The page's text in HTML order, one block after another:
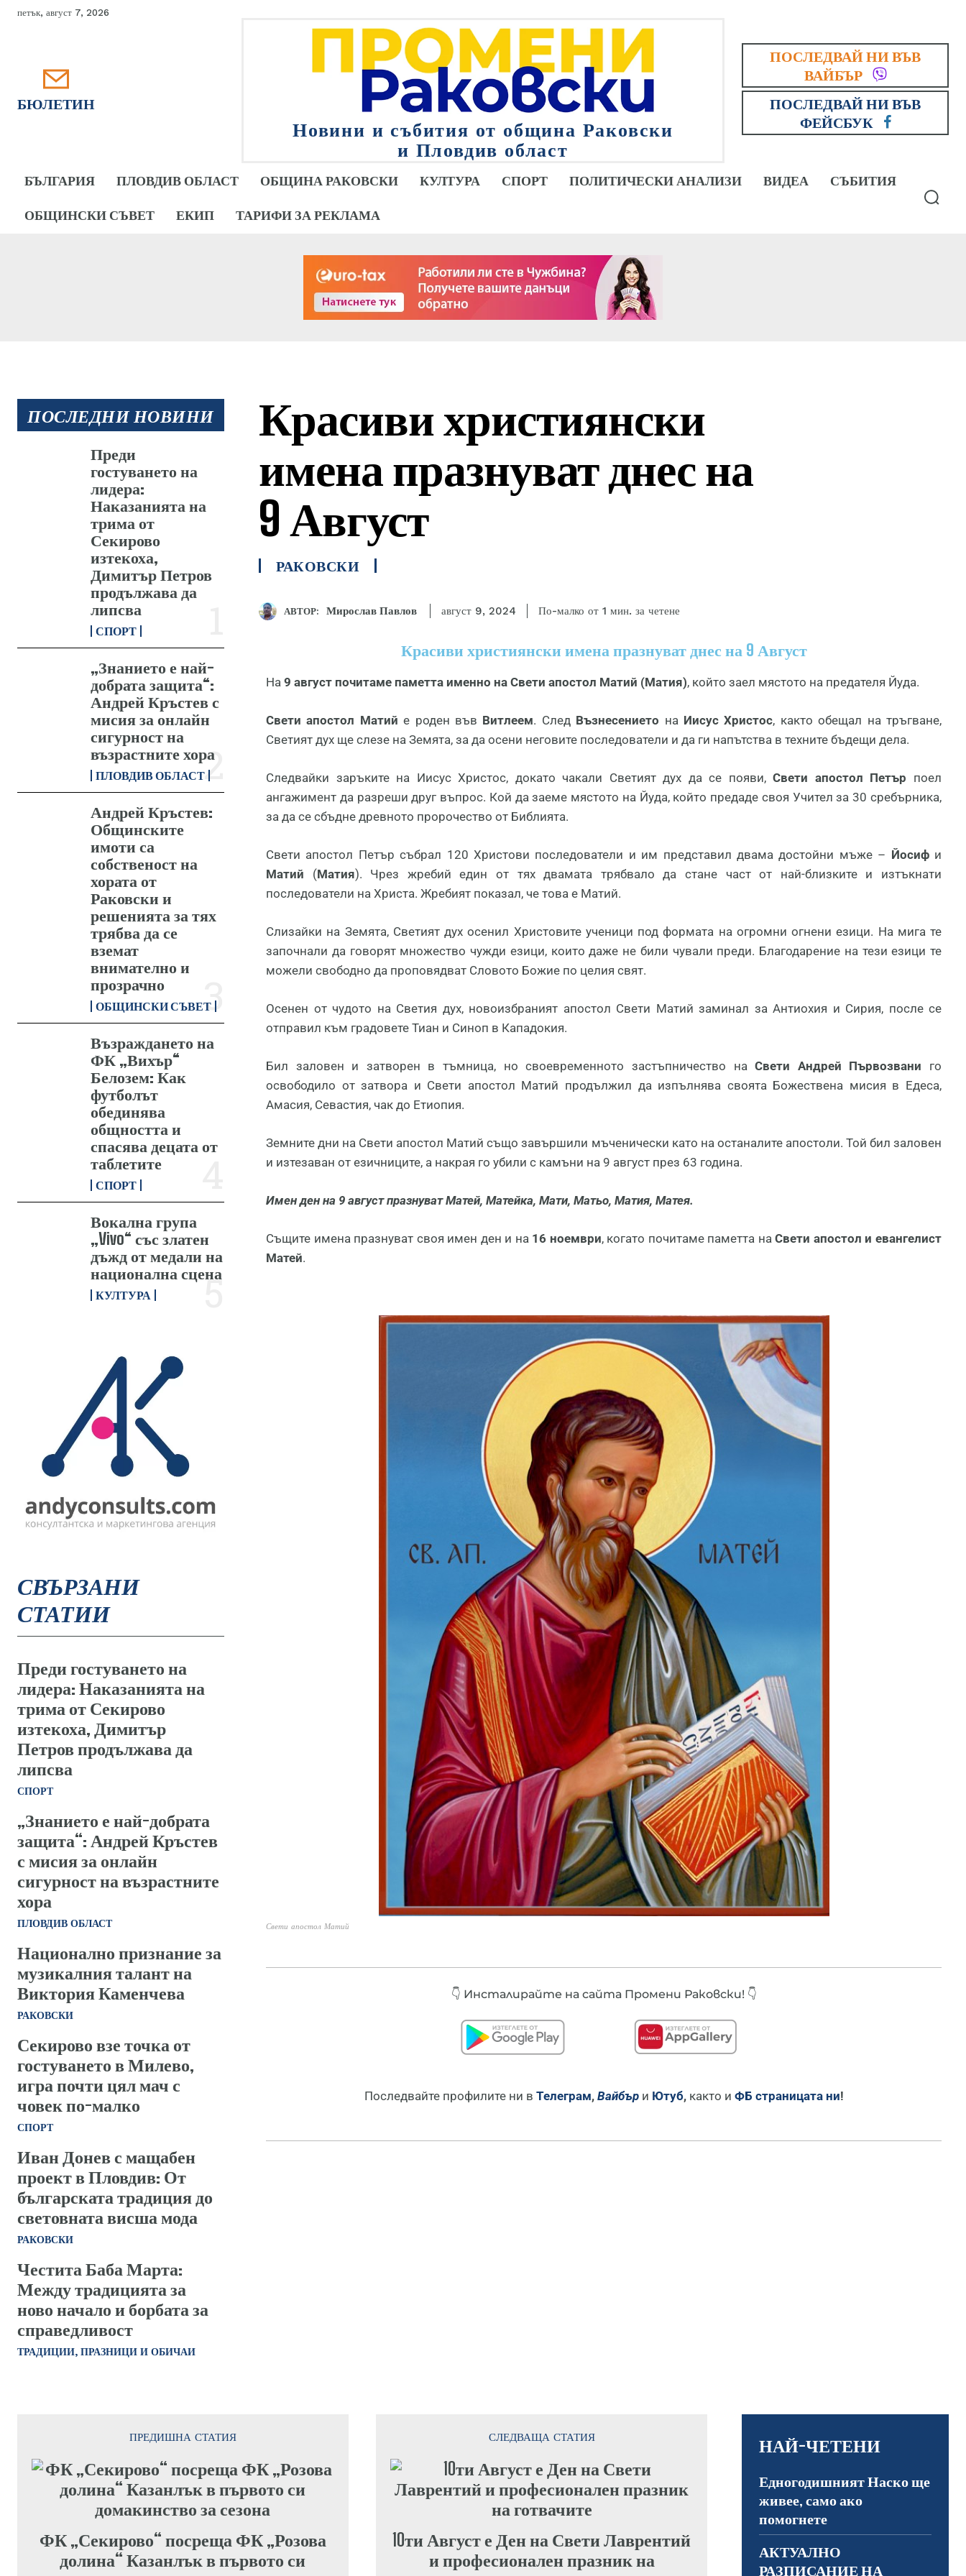
петък, август 7, 2026
БЮЛЕТИН
Новини и събития от община Раковски
и Пловдив област
ПОСЛЕДВАЙ НИ ВЪВ
ВАЙБЪР
ПОСЛЕДВАЙ НИ ВЪВ
ФЕЙСБУК
БЪЛГАРИЯ ПЛОВДИВ ОБЛАСТ ОБЩИНА РАКОВСКИ КУЛТУРА СПОРТ ПОЛИТИЧЕСКИ АНАЛИЗИ ВИДЕА СЪБИТИЯ
ОБЩИНСКИ СЪВЕТ ЕКИП ТАРИФИ ЗА РЕКЛАМА
ПОСЛЕДНИ НОВИНИ
Преди
гостуването на
лидера:
Наказанията на
трима от
Секирово
изтекоха,
Димитър Петров
продължава да
липсва
СПОРТ
„Знанието е най-
добрата защита“:
Андрей Кръстев с
мисия за онлайн
сигурност на
възрастните хора
ПЛОВДИВ ОБЛАСТ
Андрей Кръстев:
Общинските
имоти са
собственост на
хората от
Раковски и
решенията за тях
трябва да се
вземат
внимателно и
прозрачно
ОБЩИНСКИ СЪВЕТ
Възраждането на
ФК „Вихър“
Белозем: Как
футболът
обединява
общността и
спасява децата от
таблетите
СПОРТ
Вокална група
„Vivo“ със златен
дъжд от медали на
национална сцена
КУЛТУРА
СВЪРЗАНИ
СТАТИИ
Преди гостуването на
лидера: Наказанията на
трима от Секирово
изтекоха, Димитър
Петров продължава да
липсва
СПОРТ
„Знанието е най-добрата
защита“: Андрей Кръстев
с мисия за онлайн
сигурност на възрастните
хора
ПЛОВДИВ ОБЛАСТ
Национално признание за
музикалния талант на
Виктория Каменчева
РАКОВСКИ
Секирово взе точка от
гостуването в Милево,
игра почти цял мач с
човек по-малко
СПОРТ
Иван Донев с мащабен
проект в Пловдив: От
българската традиция до
световната висша мода
РАКОВСКИ
Честита Баба Марта:
Между традицията за
ново начало и борбата за
справедливост
ТРАДИЦИИ, ПРАЗНИЦИ И ОБИЧАИ
Красиви християнски
имена празнуват днес на
9 Август
РАКОВСКИ
АВТОР: Мирослав Павлов август 9, 2024 По-малко от 1 мин. за четене
Красиви християнски имена празнуват днес на 9 Август
На 9 август почитаме паметта именно на Свети апостол Матий (Матия), който заел мястото на предателя Йуда.
Свети апостол Матий е роден във Витлеем. След Възнесението на Иисус Христос, както обещал на тръгване,
Светият дух ще слезе на Земята, за да осени неговите последователи и да ги напътства в техните бъдещи дела.
Следвайки заръките на Иисус Христос, докато чакали Светият дух да се появи,Свети апостол Петър поел
ангажимент да разреши друг въпрос. Кой да заеме мястото на Йуда, който предаде своя Учител за 30 сребърника,
за да се сбъдне древното пророчество от Библията.
Свети апостол Петър събрал 120 Христови последователи и им представил двама достойни мъже – Йосифи
Матий (Матия). Чрез жребий един от тях двамата трябвало да стане част от най-близките и изтъкнати
последователи на Христа. Жребият показал, че това е Матий.
Слизайки на Земята, Светият дух осенил Христовите ученици под формата на огромни огнени езици. На мига те
започнали да говорят множество чужди езици, които даже не били чували преди. Благодарение на тези езици те
можели свободно да проповядват Словото Божие по целия свят.
Осенен от чудото на Светия дух, новоизбраният апостол Свети Матий заминал за Антиохия и Сирия, после се
отправил към градовете Тиан и Синоп в Кападокия.
Бил заловен и затворен в тъмница, но своевременното застъпничество наСвети Андрей Първозвани го
освободило от затвора и Свети апостол Матий продължил да изпълнява своята Божествена мисия в Едеса,
Амасия, Севастия, чак до Етиопия.
Земните дни на Свети апостол Матий също завършили мъченически като на останалите апостоли. Той бил заловен
и изтезаван от езичниците, а накрая го убили с камъни на 9 август през 63 година.
Имен ден на 9 август празнуват Матей, Матейка, Мати, Матьо, Матия, Матея.
Същите имена празнуват своя имен ден и на 16 ноември, когато почитаме паметта наСвети апостол и евангелист
Матей.
Свети апостол Матий
👇 Инсталирайте на сайта Промени Раковски! 👇
Последвайте профилите ни в Телеграм, Вайбър и Ютуб, както и ФБ страницата ни!
ПРЕДИШНА СТАТИЯ
ФК „Секирово“ посреща ФК „Розова
долина“ Казанлък в първото си
СЛЕДВАЩА СТАТИЯ
10ти Август е Ден на Свети Лаврентий
и професионален празник на
НАЙ-ЧЕТЕНИ
Едногодишният Наско ще
живее, само ако
помогнете
АКТУАЛНО
РАЗПИСАНИЕ НА